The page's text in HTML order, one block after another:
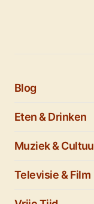
Blog
Eten & Drinken
Muziek &
Televisie & Film